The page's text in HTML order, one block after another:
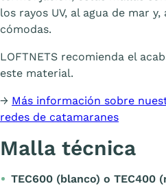
los rayos UV, al agua de mar
cómodas.
LOFTNETS recomienda el
este material.
→ Más información sobre
redes de catamaranes
Malla técnica
TEC600 (blanco) o TEC400